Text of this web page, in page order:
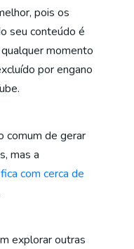
pois os
seu conteúdo é
momento
por engano
comum de gerar
mas a
com cerca de
explorar outras